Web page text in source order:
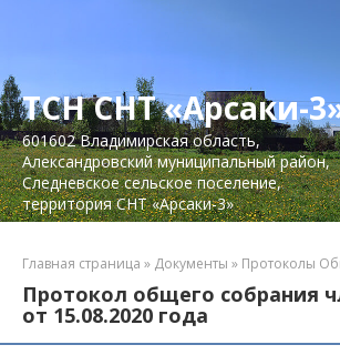
ТСН СНТ «Арсаки-
601602 Владимирская область,
Александровский муниципальный район,
Следневское сельское поселение,
территория СНТ «Арсаки-3»
Главная страница » Документы » Протоколы
Протокол общего собрания
от 15.08.2020 года